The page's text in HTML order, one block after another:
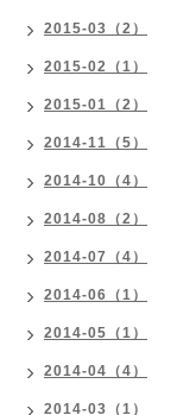
2015-03（2）
2015-02（1）
2015-01（2）
2014-11（5）
2014-10（4）
2014-08（2）
2014-07（4）
2014-06（1）
2014-05（1）
2014-04（4）
2014-03（1）